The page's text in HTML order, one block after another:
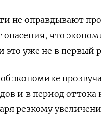
не оправдывают
опасения, что
это уже не в первый
экономике
и в период
резкому